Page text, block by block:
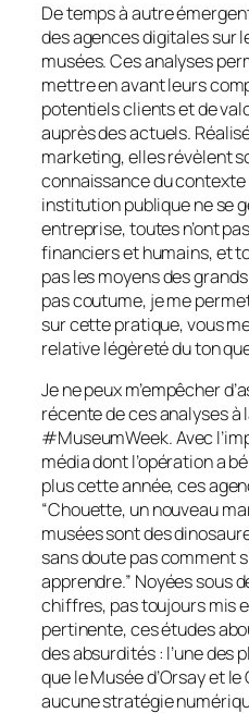
De temps à autre
des agencesdigitalessur
musées. Ces analyses
mettre en avant leurs
potentiels clients et de
auprès des actuels.
marketing, elles révèlent
connaissance du
institution publique ne se
entreprise, toutes n’ont
financiers et humains, et
pas les moyens des
pas coutume, je me
sur cette pratique, vous
relative légèreté du ton
Je ne peux m’empêcher
récente de ces analyses à
#MuseumWeek. Avec
média dont l’opération a
plus cette année, ces
“Chouette, un nouveau
musées sont des
sans doute pas comment
apprendre.” Noyées sous
chiffres, pas toujours mis
pertinente, ces études
des absurdités : l’une des
que le Musée d’Orsay et
aucune stratégie